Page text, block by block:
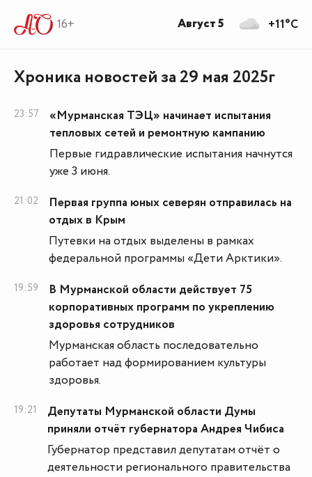
16+
Хроника новостей за 29 мая 2025г
23:57
«Мурманская ТЭЦ» начинает испытания
тепловых сетей и ремонтную кампанию
Первые гидравлические испытания начнутся
уже 3 июня.
21:02
Первая группа юных северян отправилась на
отдых в Крым
Путевки на отдых выделены в рамках
федеральной программы «Дети Арктики».
19:59
В Мурманской области действует 75
корпоративных программ по укреплению
здоровья сотрудников
Мурманская область последовательно
работает над формированием культуры
здоровья.
19:21
Депутаты Мурманской области Думы
приняли отчёт губернатора Андрея Чибиса
Губернатор представил депутатам отчёт о
деятельности регионального правительства
+11°C
Август 5